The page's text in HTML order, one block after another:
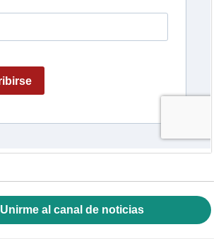
Unirme al canal de noticias